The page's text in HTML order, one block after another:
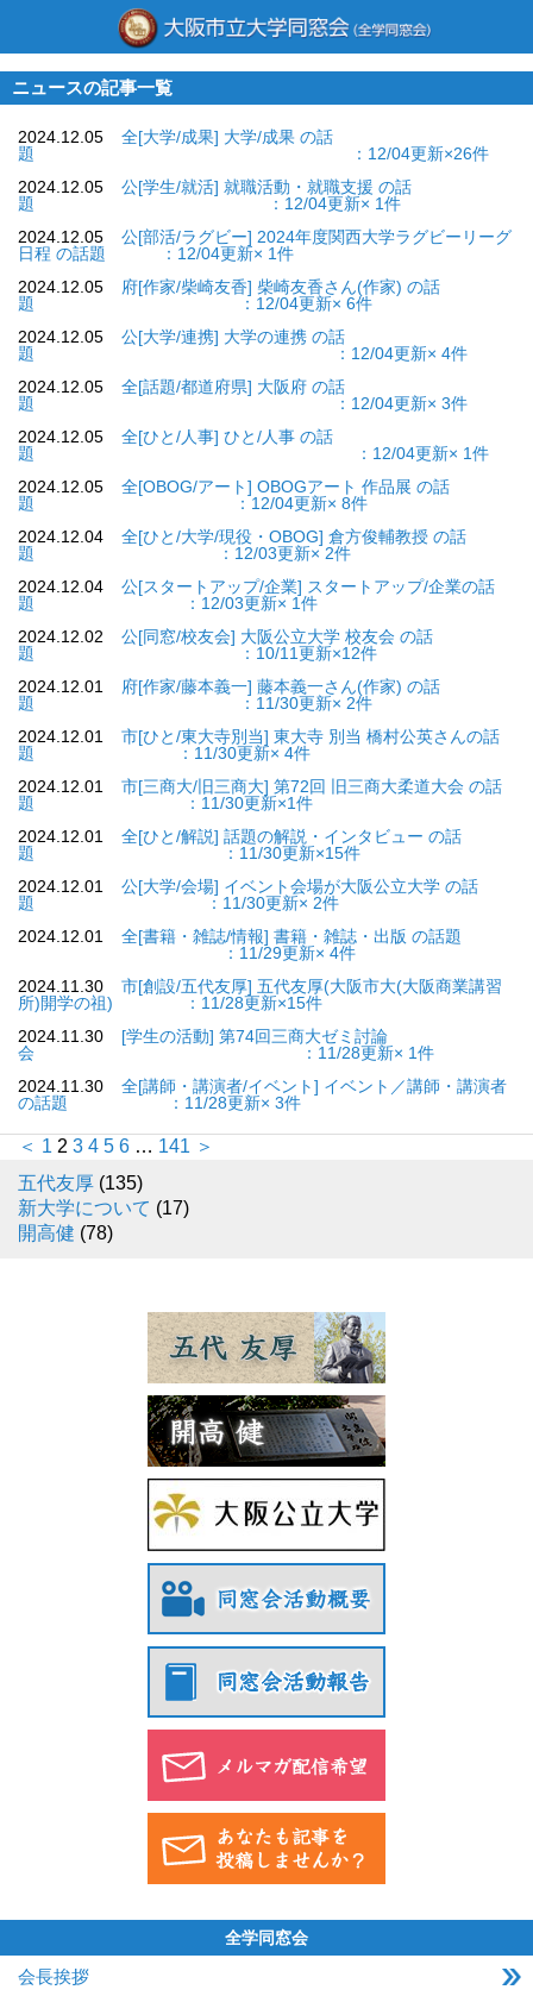
ニュースの記事一覧
2024.12.05
全[大学/成果] 大学/成果 の話
題 ：12/04更新×26件
2024.12.05
公[学生/就活] 就職活動・就職支援 の話
題 ：12/04更新× 1件
2024.12.05
公[部活/ラグビー] 2024年度関西大学ラグビーリーグ
日程 の話題 ：12/04更新× 1件
2024.12.05
府[作家/柴崎友香] 柴崎友香さん(作家) の話
題 ：12/04更新× 6件
2024.12.05
公[大学/連携] 大学の連携 の話
題 ：12/04更新× 4件
2024.12.05
全[話題/都道府県] 大阪府 の話
題 ：12/04更新× 3件
2024.12.05
全[ひと/人事] ひと/人事 の話
題 ：12/04更新× 1件
2024.12.05
全[OBOG/アート] OBOGアート 作品展 の話
題 ：12/04更新× 8件
2024.12.04
全[ひと/大学/現役・OBOG] 倉方俊輔教授 の話
題 ：12/03更新× 2件
2024.12.04
公[スタートアップ/企業] スタートアップ/企業の話
題 ：12/03更新× 1件
2024.12.02
公[同窓/校友会] 大阪公立大学 校友会 の話
題 ：10/11更新×12件
2024.12.01
府[作家/藤本義一] 藤本義一さん(作家) の話
題 ：11/30更新× 2件
2024.12.01
市[ひと/東大寺別当] 東大寺 別当 橋村公英さんの話
題 ：11/30更新× 4件
2024.12.01
市[三商大/旧三商大] 第72回 旧三商大柔道大会 の話
題 ：11/30更新×1件
2024.12.01
全[ひと/解説] 話題の解説・インタビュー の話
題 ：11/30更新×15件
2024.12.01
公[大学/会場] イベント会場が大阪公立大学 の話
題 ：11/30更新× 2件
2024.12.01
全[書籍・雑誌/情報] 書籍・雑誌・出版 の話題
：11/29更新× 4件
2024.11.30
市[創設/五代友厚] 五代友厚(大阪市大(大阪商業講習
所)開学の祖) ：11/28更新×15件
2024.11.30
[学生の活動] 第74回三商大ゼミ討論
会 ：11/28更新× 1件
2024.11.30
全[講師・講演者/イベント] イベント／講師・講演者
の話題 ：11/28更新× 3件
＜ 1 2 3 4 5 6 … 141 ＞
五代友厚 (135)
新大学について (17)
開高健 (78)
全学同窓会
会長挨拶